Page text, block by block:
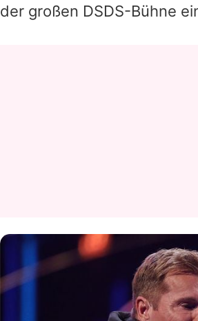
der großen DSDS-Bühne